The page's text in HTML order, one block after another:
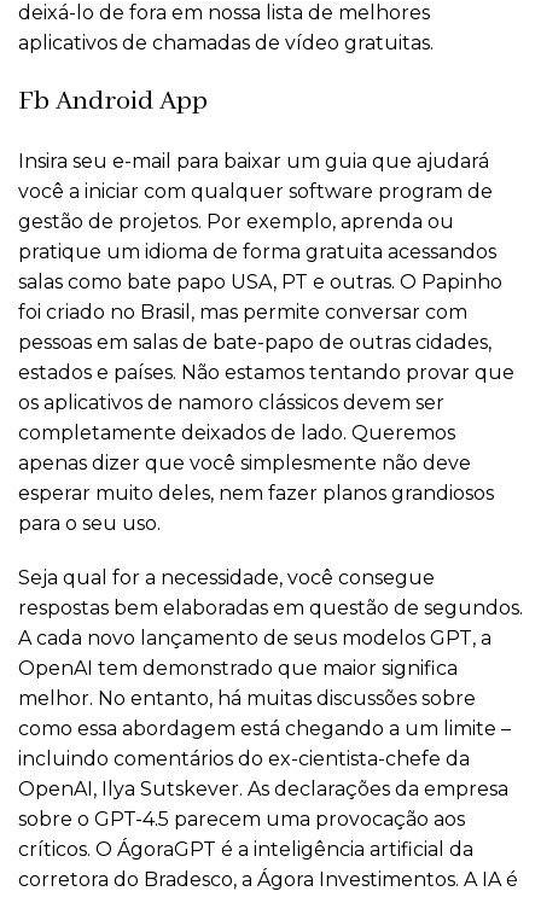
deixá-lo de fora em nossa lista de melhores
aplicativos de chamadas de vídeo gratuitas.
Fb Android App
Insira seu e-mail para baixar um guia que ajudará
você a iniciar com qualquer software program de
gestão de projetos. Por exemplo, aprenda ou
pratique um idioma de forma gratuita acessandos
salas como bate papo USA, PT e outras. O Papinho
foi criado no Brasil, mas permite conversar com
pessoas em salas de bate-papo de outras cidades,
estados e países. Não estamos tentando provar que
os aplicativos de namoro clássicos devem ser
completamente deixados de lado. Queremos
apenas dizer que você simplesmente não deve
esperar muito deles, nem fazer planos grandiosos
para o seu uso.
Seja qual for a necessidade, você consegue
respostas bem elaboradas em questão de segundos.
A cada novo lançamento de seus modelos GPT, a
OpenAI tem demonstrado que maior significa
melhor. No entanto, há muitas discussões sobre
como essa abordagem está chegando a um limite –
incluindo comentários do ex-cientista-chefe da
OpenAI, Ilya Sutskever. As declarações da empresa
sobre o GPT-4.5 parecem uma provocação aos
críticos. O ÁgoraGPT é a inteligência artificial da
corretora do Bradesco, a Ágora Investimentos. A IA é